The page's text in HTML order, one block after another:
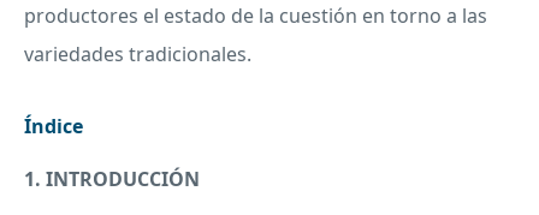
productores el estado de la cuestión en torno a las
variedades tradicionales.
Índice
1. INTRODUCCIÓN